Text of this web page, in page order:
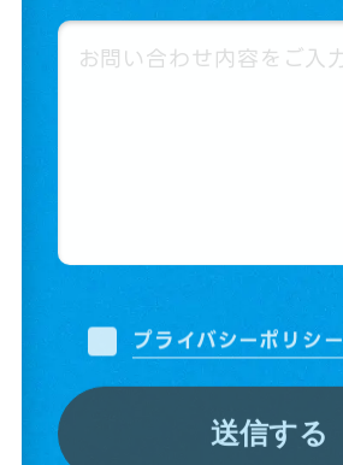
プライバシーポリシー
送信する